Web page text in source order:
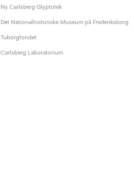
Ny Carlsberg Glyptotek
Det Nationalhistoriske Museum på Frederiksborg
Tuborgfondet
Carlsberg Laboratorium